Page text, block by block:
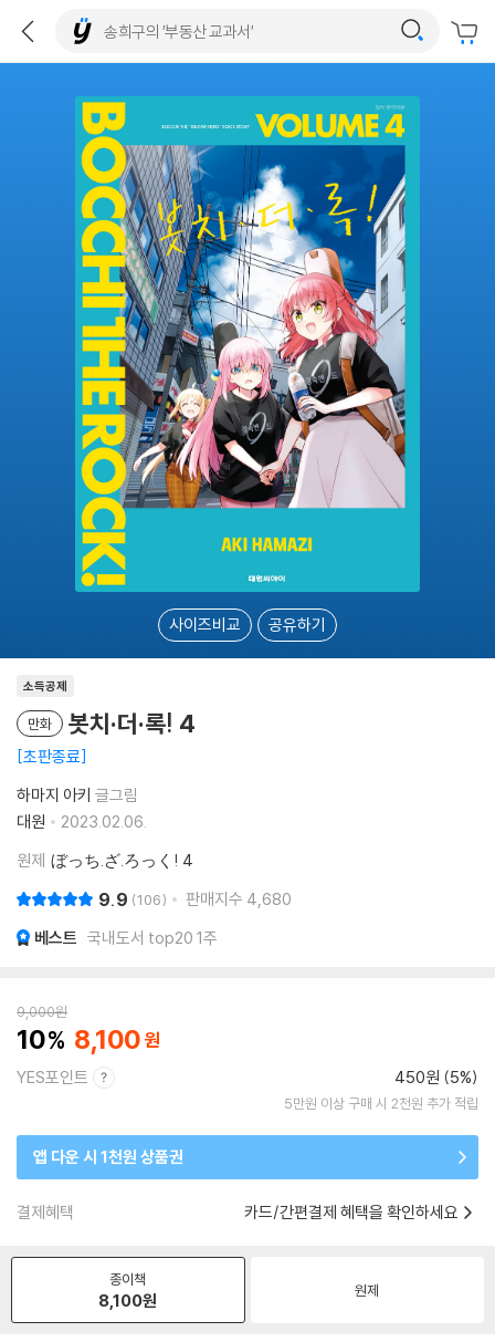
사이즈비교 공유하기
소득공제
만화 봇치·더·록! 4
초판종료
하마지 아키 글그림
대원
2023.02.06.
원제 ぼっち.ざ.ろっく! 4
9.9 106 판매지수 4,680
베스트 국내도서 top20 1주
9,000원
10 8,100
YES포인트 450원 (5%)
5만원 이상 구매 시 2천원 추가 적립
앱 다운 시 1천원 상품권
결제혜택 카드/간편결제 혜택을 확인하세요
종이책
8,100원 원제